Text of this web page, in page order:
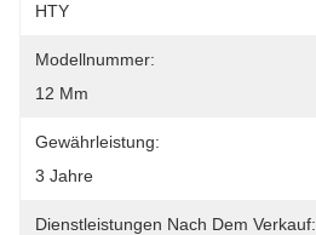
HTY
Modellnummer:
12 Mm
Gewährleistung:
3 Jahre
Dienstleistungen Nach Dem Verkauf: